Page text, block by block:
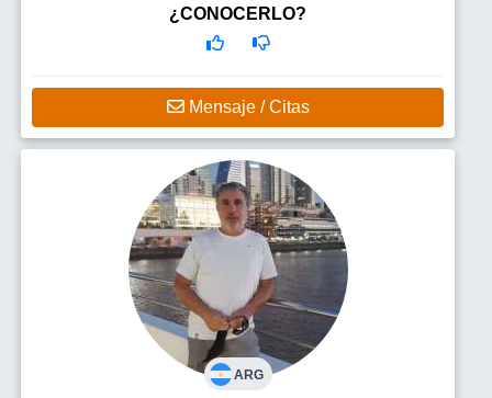
cosas lindas de la vida, conversar, bailar, escuchar música, salir
a caminar y a comer algo rico ....
¿CONOCERLO?
Mensaje / Citas
ARG